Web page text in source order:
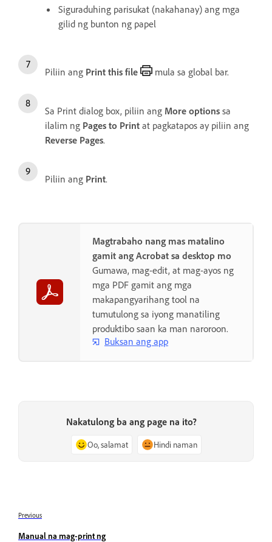
Siguraduhing parisukat (nakahanay) ang mga
gilid ng bunton ng papel
Piliin ang Print this file mula sa global bar.
Sa Print dialog box, piliin ang More options sa
ilalim ng Pages to Print at pagkatapos ay piliin ang
Reverse Pages.
Piliin ang Print.
Magtrabaho nang mas matalino
gamit ang Acrobat sa desktop mo
Gumawa, mag-edit, at mag-ayos ng
mga PDF gamit ang mga
makapangyarihang tool na
tumutulong sa iyong manatiling
produktibo saan ka man naroroon.
Buksan ang app
Nakatulong ba ang page na ito?
Oo, salamat Hindi naman
Previous
Manual na mag-print ng